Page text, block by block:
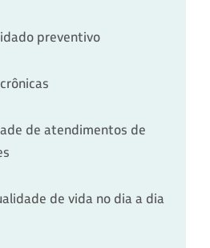
preventivo
de atendimentos de
de vida no dia a dia